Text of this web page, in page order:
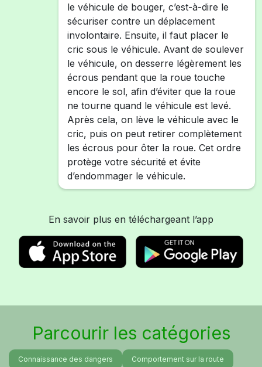
le véhicule de bouger, c’est-à-dire le
sécuriser contre un déplacement
involontaire. Ensuite, il faut placer le
cric sous le véhicule. Avant de soulever
le véhicule, on desserre légèrement les
écrous pendant que la roue touche
encore le sol, afin d’éviter que la roue
ne tourne quand le véhicule est levé.
Après cela, on lève le véhicule avec le
cric, puis on peut retirer complètement
les écrous pour ôter la roue. Cet ordre
protège votre sécurité et évite
d’endommager le véhicule.
En savoir plus en téléchargeant l’app
Parcourir les catégories
Connaissance des dangers Comportement sur la route